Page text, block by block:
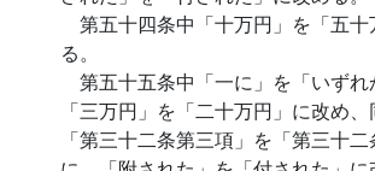
第五十四条中「十万円」を「五
る。
第五十五条中「一に」を「いずれ
「三万円」を「二十万円」に改め
「第三十二条第三項」を「第三十二